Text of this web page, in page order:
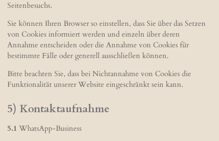
Seitenbesuchs.
Sie können Ihren Browser so einstellen, dass Sie über das Setzen
von Cookies informiert werden und einzeln über deren
Annahme entscheiden oder die Annahme von Cookies für
bestimmte Fälle oder generell ausschließen können.
Bitte beachten Sie, dass bei Nichtannahme von Cookies die
Funktionalität unserer Website eingeschränkt sein kann.
5) Kontaktaufnahme
5.1 WhatsApp-Business